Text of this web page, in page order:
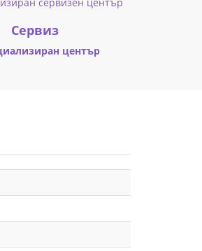
Cервиз
център